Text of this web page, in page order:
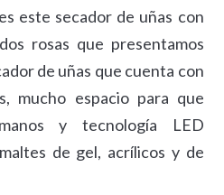
es este secador de uñas con
rosas que presentamos
de uñas que cuenta con
mucho espacio para que
y tecnología LED
de gel, acrílicos y de